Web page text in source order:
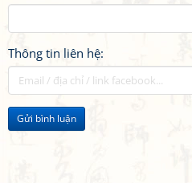
Thông tin liên hệ:
Gửi bình luận